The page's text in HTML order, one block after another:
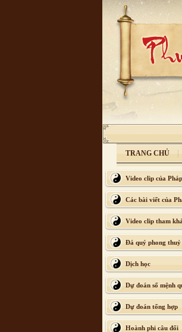
TRANG CHỦ
Video clip của
Các bài viết của
Video clip tham
Đá quý phong thuỷ
Dịch học
Dự đoán số mệnh
Dự đoán tổng hợp
Hoành phi câu đối